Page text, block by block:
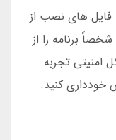
فایل های نصب از
برنامه را از
امنیتی تجربه
خودداری کنید.